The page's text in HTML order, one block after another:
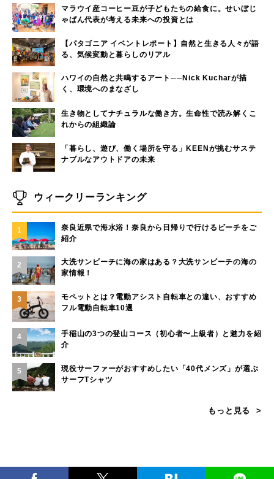
マラウイ産コーヒー豆が子どもたちの給食に。せいぼじ
ゃぱん代表が考える未来への投資とは
【パタゴニア イベントレポート】自然と生きる人々が語
る、気候変動と暮らしのリアル
ハワイの自然と共鳴するアート──Nick Kucharが描
く、環境へのまなざし
生き物としてナチュラルな働き方。生命性で読み解くこ
れからの組織論
「暮らし、遊び、働く場所を守る」KEENが挑むサステ
ナブルなアウトドアの未来
ウィークリーランキング
1
奈良近県で海水浴！奈良から日帰りで行けるビーチをご
紹介
2
大洗サンビーチに海の家はある？大洗サンビーチの海の
家情報！
3
モペットとは？電動アシスト自転車との違い、おすすめ
フル電動自転車10選
4
手稲山の3つの登山コース（初心者〜上級者）と魅力を紹
介
5
現役サーファーがおすすめしたい「40代メンズ」が選ぶ
サーフTシャツ
もっと見る